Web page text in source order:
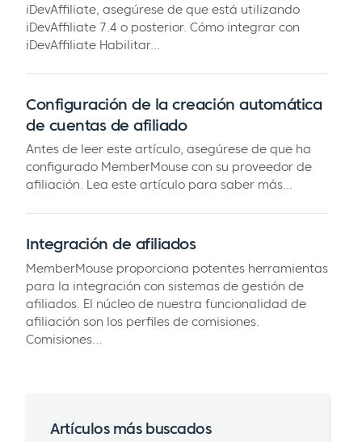
iDevAffiliate, asegúrese de que está utilizando
iDevAffiliate 7.4 o posterior. Cómo integrar con
iDevAffiliate Habilitar...
Configuración de la creación automática
de cuentas de afiliado
Antes de leer este artículo, asegúrese de que ha
configurado MemberMouse con su proveedor de
afiliación. Lea este artículo para saber más...
Integración de afiliados
MemberMouse proporciona potentes herramientas
para la integración con sistemas de gestión de
afiliados. El núcleo de nuestra funcionalidad de
afiliación son los perfiles de comisiones.
Comisiones...
Artículos más buscados